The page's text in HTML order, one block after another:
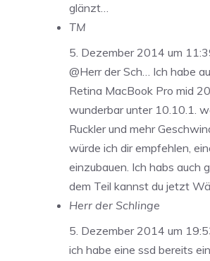
glänzt…
TM
5. Dezember 2014 um
@Herr der Sch… Ich habe
Retina MacBook Pro mid
wunderbar unter 10.10.1.
Ruckler und mehr
würde ich dir empfehlen,
einzubauen. Ich habs auch
dem Teil kannst du jetzt
Herr der Schlinge
5. Dezember 2014 um
ich habe eine ssd bereits